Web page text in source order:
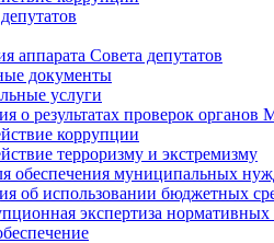
аппарата Совета депутатов
документы
услуги
о результатах проверок
коррупции
терроризму и экстремизму
обеспечения муниципальных
об использовании бюджетных
экспертиза нормативных